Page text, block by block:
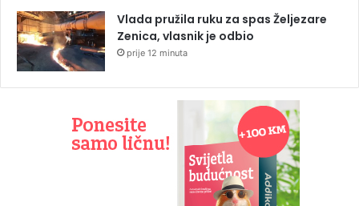
Vlada pružila ruku za spas Željezare
Zenica, vlasnik je odbio
prije 12 minuta